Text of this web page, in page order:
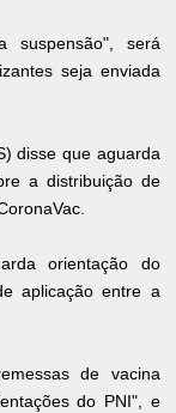
suspensão", será
seja enviada
disse que aguarda
a distribuição de
orientação do
aplicação entre a
de vacina
do PNI", e